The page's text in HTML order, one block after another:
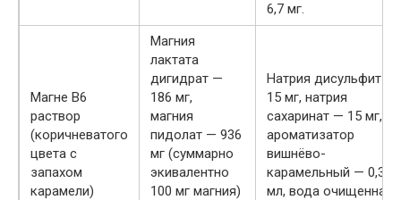
6,7 мг.
Магне В6
раствор
(коричневатого
цвета с
запахом
карамели)
Магния
лактата
дигидрат —
186 мг,
магния
пидолат — 936
мг (суммарно
экивалентно
100 мг магния)
Натрия дисульфит —
15 мг, натрия
сахаринат — 15 мг,
ароматизатор
вишнёво-
карамельный — 0,3
мл, вода очищенная